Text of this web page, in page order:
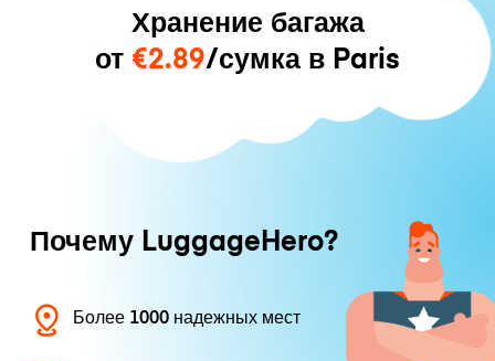
Хранение багажа
от €2.89/сумка в Paris
Почему LuggageHero?
Более 1000 надежных мест